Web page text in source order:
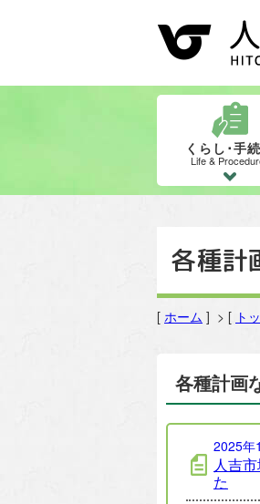
くらし･手
Life &
各種計
[ ホーム ] > [ ト
各種計画
2025年
人吉
た